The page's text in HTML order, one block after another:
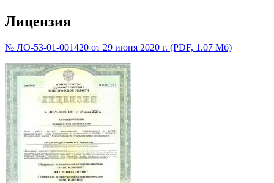
Лицензия
№ ЛО-53-01-001420 от 29 июня 2020 г. (PDF, 1.07 Мб)